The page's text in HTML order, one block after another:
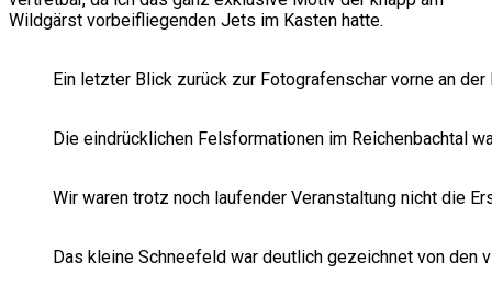
Wildgärst vorbeifliegenden Jets im Kasten hatte.
Ein letzter Blick zurück zur Fotografenschar vorne an der
Die eindrücklichen Felsformationen im Reichenbachtal
Wir waren trotz noch laufender Veranstaltung nicht die
Das kleine Schneefeld war deutlich gezeichnet von den